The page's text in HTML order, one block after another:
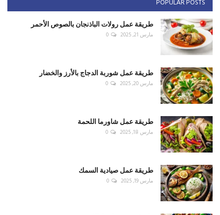
POPULAR POSTS
طريقة عمل رولات الباذنجان بالصوص الأحمر
مارس 21, 2025 0
طريقة عمل شوربة الدجاج بالأرز والخضار
مارس 20, 2025 0
طريقة عمل شاورما اللحمة
مارس 18, 2025 0
طريقة عمل صيادية السمك
مارس 19, 2025 0